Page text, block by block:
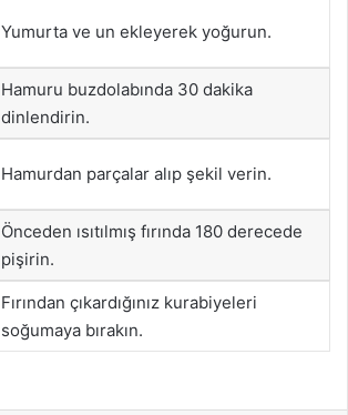
Yumurta ve un ekleyerek yoğurun.
Hamuru buzdolabında 30 dakika
dinlendirin.
Hamurdan parçalar alıp şekil verin.
Önceden ısıtılmış fırında 180 derecede
pişirin.
Fırından çıkardığınız kurabiyeleri
soğumaya bırakın.